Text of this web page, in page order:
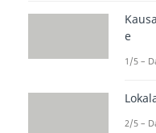
e
1/5 –
2/5 –